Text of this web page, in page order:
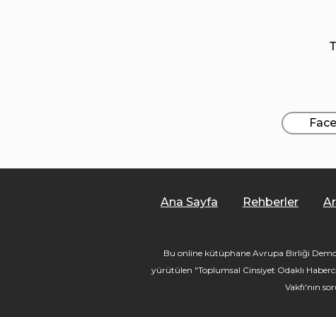
Ana Sayfa Rehberler
Bu online kütüphane Avrupa Birliği
yürütülen "Toplumsal Cinsiyet Odaklı
Vakfı'nın